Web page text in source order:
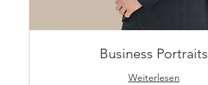
Business Portraits
Weiterlesen